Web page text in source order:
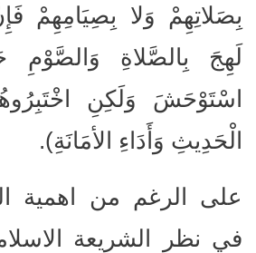
بِصَلاتِهِمْ وَلا بِصِيَامِهِمْ
لَهِجَ بِالصَّلاةِ وَالصَّوْمِ
اسْتَوْحَشَ وَلَكِنِ
الْحَدِيثِ وَأَدَاءِ الأمَانَةِ).
على الرغم من اهمية
في نظر الشريعة